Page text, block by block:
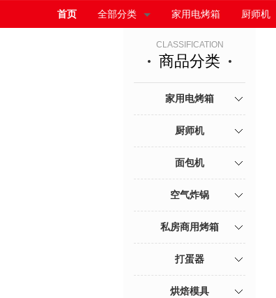
首页 全部分类 家用电烤箱 厨师机
CLASSIFICATION
商品分类
家用电烤箱
厨师机
面包机
空气炸锅
私房商用烤箱
打蛋器
烘焙模具